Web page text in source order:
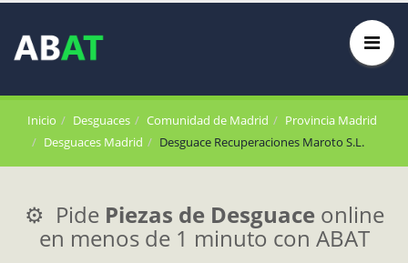
Inicio Desguaces Comunidad de Madrid
Provincia Madrid
Desguaces Madrid
Desguace Recuperaciones Maroto S.L.
⚙️ Pide Piezas de Desguace online
en menos de 1 minuto con ABAT